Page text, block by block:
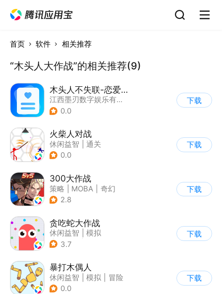
首页 软件 相关推荐
“木头人大作战”的相关推荐(9)
木头人不失联-恋爱复合纪念册
江西墨刃数字娱乐有限公司
0.0
下载
火柴人对战
休闲益智
通关
| 火柴人
0.0
下载
300大作战
策略 MOBA
奇幻
| 5v5
2.8
下载
贪吃蛇大作战
休闲益智
模拟
| 贪吃蛇
3.7
下载
暴打木偶人
休闲益智 模拟
冒险
| 暴打木偶人
0.0
下载